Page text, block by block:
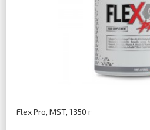
Flex Pro, MST, 1350 г